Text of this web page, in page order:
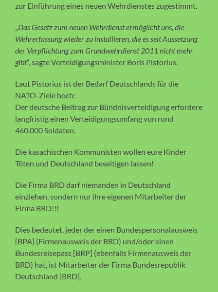
zur Einführung eines neuen Wehrdienstes zugestimmt.
Das Gesetz zum neuen Wehrdienst ermöglicht uns, die
Wehrerfassung wieder zu installieren, die es seit Aussetzung
der Verpflichtung zum Grundwehrdienst 2011 nicht mehr
gibt“, sagte Verteidigungsminister Boris Pistorius.
Laut Pistorius ist der Bedarf Deutschlands für die
NATO-Ziele hoch:
Der deutsche Beitrag zur Bündnisverteidigung erfordere
langfristig einen Verteidigungsumfang von rund
460.000 Soldaten.
Die kasachischen Kommunisten wollen eure Kinder
Töten und Deutschland beseitigen lassen!
Die Firma BRD darf niemanden in Deutschland
einziehen, sondern nur ihre eigenen Mitarbeiter der
Firma BRD!!!
Dies bedeutet, jeder der einen Bundespersonalausweis
[BPA] (Firmenausweis der BRD) und/oder einen
Bundesreisepass [BRP] (ebenfalls Firmenausweis der
BRD) hat, ist Mitarbeiter der Firma Bundesrepublik
Deutschland [BRD].